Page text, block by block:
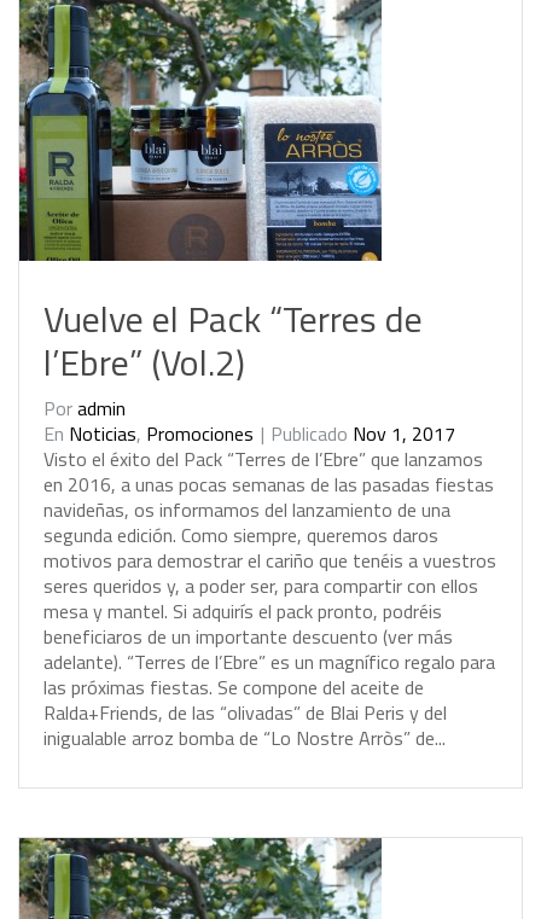
Vuelve el Pack “Terres de
l’Ebre” (Vol.2)
Poradmin
En Noticias, Promociones Publicado Nov 1, 2017
Visto el éxito del Pack “Terres de l’Ebre”que lanzamos
en 2016, aunas pocas semanas de las pasadas fiestas
navideñas, os informamos del lanzamiento de una
segundaedición. Como siempre, queremos daros
motivos parademostrarel cariño que tenéis avuestros
seres queridos y, apoder ser, paracompartircon ellos
mesaymantel. Si adquirís el packpronto, podréis
beneficiaros de un importante descuento (vermás
adelante). “Terres de l’Ebre”es un magnífico regalo para
las próximas fiestas. Se compone del aceite de
Ralda+Friends, de las “olivadas”de Blai Peris ydel
inigualable arroz bombade “Lo Nostre Arròs”de...